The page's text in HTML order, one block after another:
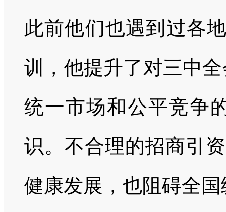
此前他们也遇到过各
训，他提升了对三中
统一市场和公平竞争
识。不合理的招商引
健康发展，也阻碍全